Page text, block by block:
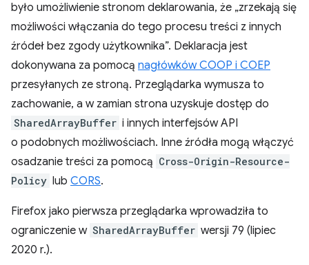
było umożliwienie stronom deklarowania, że „zrzekają się
możliwości włączania do tego procesu treści z innych
źródeł bez zgody użytkownika”. Deklaracja jest
dokonywana za pomocą nagłówków COOP i COEP
przesyłanych ze stroną. Przeglądarka wymusza to
zachowanie, a w zamian strona uzyskuje dostęp do
SharedArrayBuffer i innych interfejsów API
o podobnych możliwościach. Inne źródła mogą włączyć
osadzanie treści za pomocą Cross-Origin-Resource-
Policy lub CORS.
Firefox jako pierwsza przeglądarka wprowadziła to
ograniczenie w SharedArrayBuffer wersji 79 (lipiec
2020 r.).